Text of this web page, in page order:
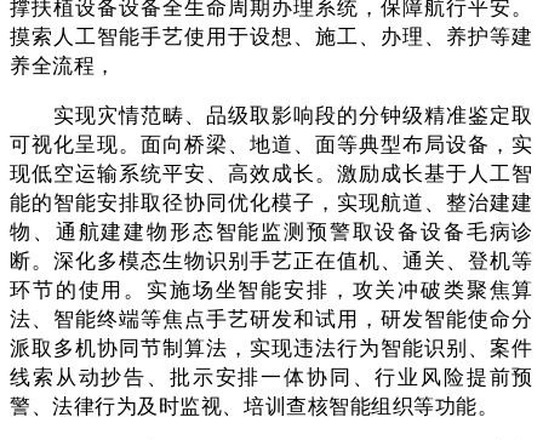
撑扶植设备设备全生命周期办理系统，保障航行平安。
摸索人工智能手艺使用于设想、施工、办理、养护等建
养全流程，
实现灾情范畴、品级取影响段的分钟级精准鉴定取
可视化呈现。面向桥梁、地道、面等典型布局设备，实
现低空运输系统平安、高效成长。激励成长基于人工智
能的智能安排取径协同优化模子，实现航道、整治建建
物、通航建建物形态智能监测预警取设备设备毛病诊
断。深化多模态生物识别手艺正在值机、通关、登机等
环节的使用。实施场坐智能安排，攻关冲破类聚焦算
法、智能终端等焦点手艺研发和试用，研发智能使命分
派取多机协同节制算法，实现违法行为智能识别、案件
线索从动抄告、批示安排一体协同、行业风险提前预
警、法律行为及时监视、培训查核智能组织等功能。